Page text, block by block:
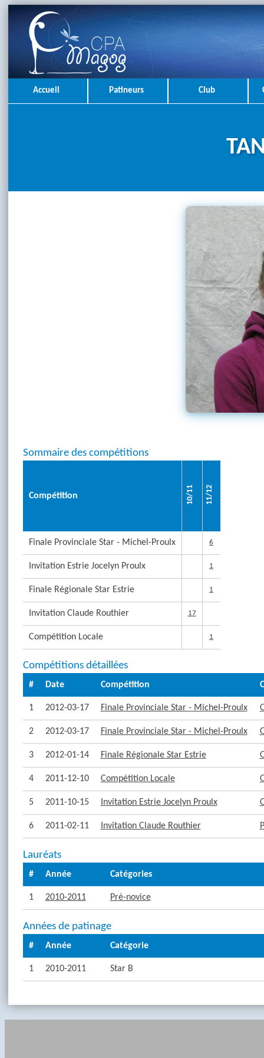
Accueil Patineurs Club
Sommaire des compétitions
Compétition 10/11 11/12
Finale Provinciale Star - Michel-Proulx 6
Invitation Estrie Jocelyn Proulx 1
Finale Régionale Star Estrie 1
Invitation Claude Routhier 17
Compétition Locale 1
Compétitions détaillées
# Date Compétition
1 2012-03-17 Finale Provinciale Star - Michel-Proulx
2 2012-03-17 Finale Provinciale Star - Michel-Proulx
3 2012-01-14 Finale Régionale Star Estrie
4 2011-12-10 Compétition Locale
5 2011-10-15 Invitation Estrie Jocelyn Proulx
6 2011-02-11 Invitation Claude Routhier
Lauréats
# Année Catégories
1 2010-2011 Pré-novice
Années de patinage
# Année Catégorie
1 2010-2011 Star B